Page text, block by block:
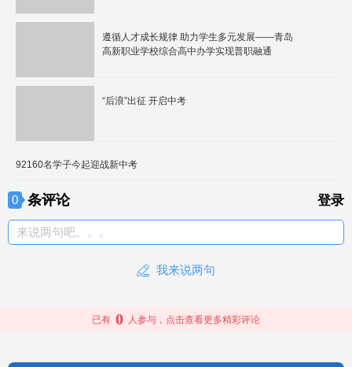
遵循人才成长规律 助力学生多元发展——青岛
高新职业学校综合高中办学实现普职融通
“后浪”出征 开启中考
92160名学子今起迎战新中考
0 条评论 登录
来说两句吧。。。
我来说两句
已有 0 人参与，点击查看更多精彩评论